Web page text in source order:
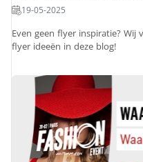
19-05-2025
Even geen flyer inspiratie? Wij
flyer ideeën in deze blog!